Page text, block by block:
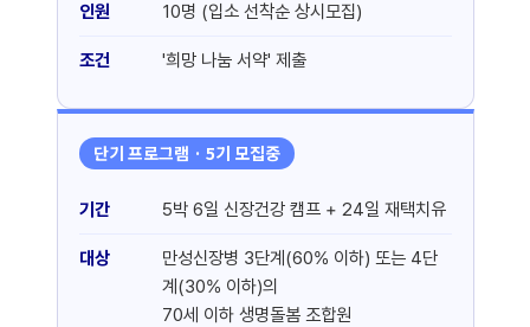
인원 10명 (입소 선착순 상시모집)
조건 '희망 나눔 서약' 제출
단기 프로그램 · 5기 모집중
기간 5박 6일 신장건강 캠프 + 24일 재택치유
대상
만성신장병 3단계(60% 이하) 또는 4단
계(30% 이하)의
70세 이하 생명돌봄 조합원